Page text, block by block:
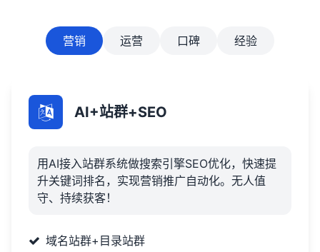
营销 运营 口碑 经验
AI+站群+SEO
用AI接入站群系统做搜索引擎SEO优化，快速提
升关键词排名，实现营销推广自动化。无人值
守、持续获客！
域名站群+目录站群